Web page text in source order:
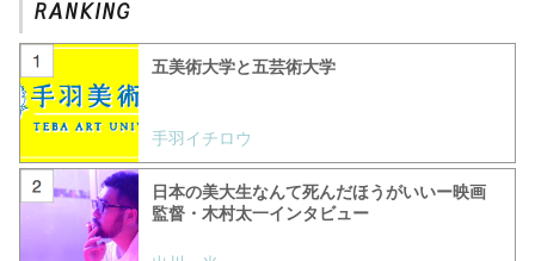
五美術大学と五芸術大学
手羽イチロウ
日本の美大生なんて死んだほうがいいー映画
監督・木村太一インタビュー